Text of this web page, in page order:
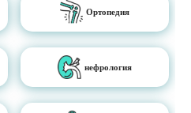
Ортопедия
нефрология